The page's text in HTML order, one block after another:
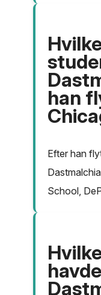
han
Efter han
School,